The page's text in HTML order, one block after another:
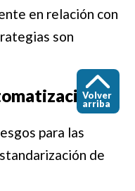
Volver
arriba
en relación con
son
de
para las
de